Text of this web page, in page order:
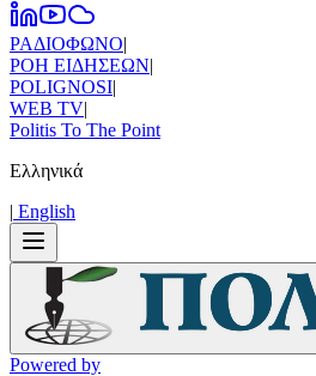
ΡΑΔΙΟΦΩΝΟ|
ΡΟΗ ΕΙΔΗΣΕΩΝ|
POLIGNOSI|
WEB TV|
Politis To The Point
Ελληνικά
| Εnglish
Powered by